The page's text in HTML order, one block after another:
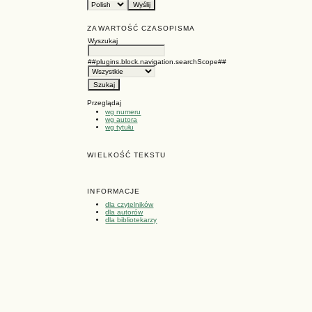
ZAWARTOŚĆ CZASOPISMA
Wyszukaj
##plugins.block.navigation.searchScope##
Przeglądaj
wg numeru
wg autora
wg tytułu
WIELKOŚĆ TEKSTU
INFORMACJE
dla czytelników
dla autorów
dla bibliotekarzy